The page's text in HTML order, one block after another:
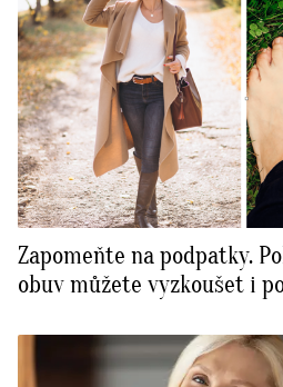
Zapomeňte na podpatky.
obuv můžete vyzkoušet i